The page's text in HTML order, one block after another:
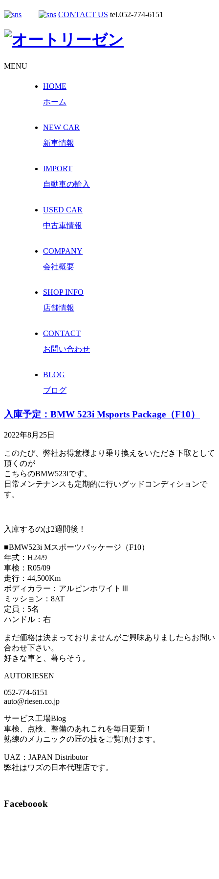
CONTACT US tel.052-774-6151
MENU
HOME
ホーム
NEW CAR
新車情報
IMPORT
自動車の輸入
USED CAR
中古車情報
COMPANY
会社概要
SHOP INFO
店舗情報
CONTACT
お問い合わせ
BLOG
ブログ
入庫予定：BMW 523i Msports Package（F10）
2022年8月25日
このたび、弊社お得意様より乗り換えをいただき下取として
頂くのが
こちらのBMW523iです。
日常メンテナンスも定期的に行いグッドコンディションで
す。
入庫するのは2週間後！
■BMW523i Mスポーツパッケージ（F10）
年式：H24/9
車検：R05/09
走行：44,500Km
ボディカラー：アルピンホワイトⅢ
ミッション：8AT
定員：5名
ハンドル：右
まだ価格は決まっておりませんがご興味ありましたらお問い
合わせ下さい。
好きな車と、暮らそう。
AUTORIESEN
052-774-6151
auto@riesen.co.jp
サービス工場Blog
車検、点検、整備のあれこれを毎日更新！
熟練のメカニックの匠の技をご覧頂けます。
UAZ：JAPAN Distributor
弊社はワズの日本代理店です。
Faceboook